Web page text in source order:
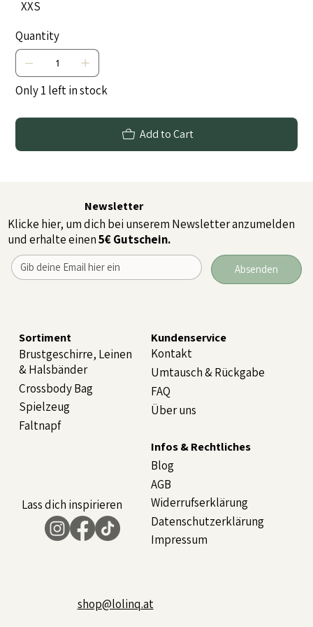
XXS
Quantity
Only 1 left in stock
Add to Cart
Sortiment
Brustgeschirre, Leinen
& Halsbänder
Crossbody Bag
Spielzeug
Faltnapf
Kundenservice
Kontakt
Über uns
Umtausch & Rückgabe
FAQ
Newsletter
Klicke hier, um dich bei unserem Newsletter anzumelden
und erhalte einen5€ Gutschein.
Absenden
shop@lolinq.at
Infos & Rechtliches
Blog
AGB
Widerrufserklärung
Datenschutzerklärung
Impressum
Lass dich inspirieren